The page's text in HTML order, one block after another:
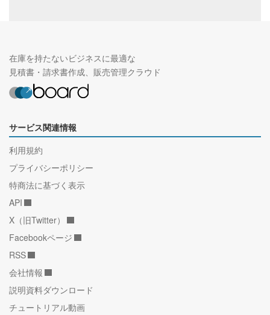
在庫を持たないビジネスに最適な
見積書・請求書作成、販売管理クラウド
サービス関連情報
利用規約
プライバシーポリシー
特商法に基づく表示
API
X（旧Twitter）
Facebookページ
RSS
会社情報
説明資料ダウンロード
チュートリアル動画